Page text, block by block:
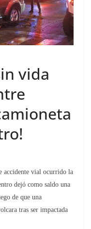
vida
vial ocurrido la
dejó como saldo una
de que una
tras ser impactada